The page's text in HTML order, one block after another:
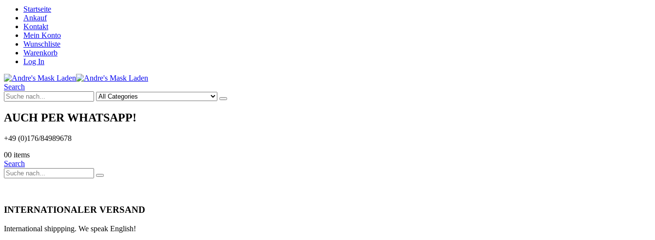
Startseite
Ankauf
Kontakt
Mein Konto
Wunschliste
Warenkorb
Log In
Search
AUCH PER WHATSAPP!
+49 (0)176/84989678
00 items
Search
INTERNATIONALER VERSAND
International shippping. We speak English!